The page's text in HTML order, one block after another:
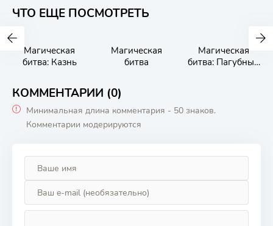
ЧТО ЕЩЕ ПОСМОТРЕТЬ
Магическая
битва: Казнь
Магическая
битва
Магическая
битва: Пагубный
КОММЕНТАРИИ (0)
Минимальная длина комментария - 50 знаков.
Комментарии модерируются